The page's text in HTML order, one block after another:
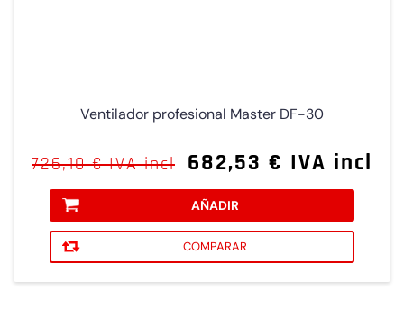
Ventilador profesional Master DF-30
726,10 € IVA incl 682,53 € IVA incl
AÑADIR
COMPARAR